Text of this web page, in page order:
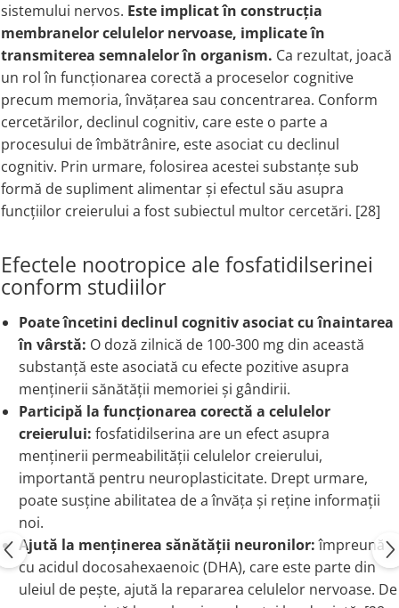
sistemului nervos. Este implicat în construcția
membranelor celulelor nervoase, implicate în
transmiterea semnalelor în organism. Ca rezultat, joacă
un rol în funcționarea corectă a proceselor cognitive
precum memoria, învățarea sau concentrarea. Conform
cercetărilor, declinul cognitiv, care este o parte a
procesului de îmbătrânire, este asociat cu declinul
cognitiv. Prin urmare, folosirea acestei substanțe sub
formă de supliment alimentar și efectul său asupra
funcțiilor creierului a fost subiectul multor cercetări. [28]
Efectele nootropice ale fosfatidilserinei
conform studiilor
Poate încetini declinul cognitiv asociat cu înaintarea
în vârstă: O doză zilnică de 100-300 mg din această
substanță este asociată cu efecte pozitive asupra
menținerii sănătății memoriei și gândirii.
Participă la funcționarea corectă a celulelor
creierului: fosfatidilserina are un efect asupra
menținerii permeabilității celulelor creierului,
importantă pentru neuroplasticitate. Drept urmare,
poate susține abilitatea de a învăța și reține informații
noi.
Ajută la menținerea sănătății neuronilor:împreună
cu acidul docosahexaenoic (DHA), care este parte din
uleiul de pește, ajută la repararea celulelor nervoase. De